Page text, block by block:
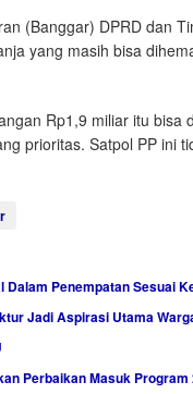
(Banggar) DPRD dan
yang masih bisa
Rp1,9 miliar itu bisa
prioritas. Satpol PP ini
Penempatan Sesuai
Jadi Aspirasi Utama
Perbaikan Masuk Program